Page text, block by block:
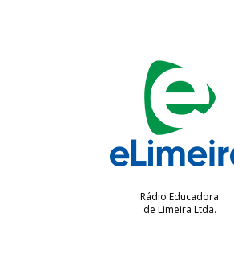
Rádio Educadora
de Limeira Ltda.